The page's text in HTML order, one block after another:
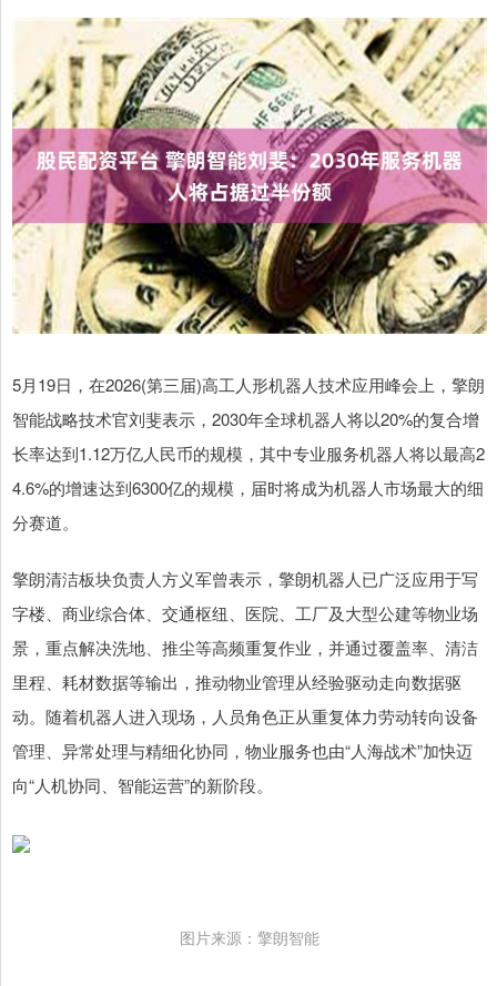
5月19日，在2026(第三届)高工人形机器人技术应用峰会上，擎朗
智能战略技术官刘斐表示，2030年全球机器人将以20%的复合增
长率达到1.12万亿人民币的规模，其中专业服务机器人将以最高2
4.6%的增速达到6300亿的规模，届时将成为机器人市场最大的细
分赛道。
擎朗清洁板块负责人方义军曾表示，擎朗机器人已广泛应用于写
字楼、商业综合体、交通枢纽、医院、工厂及大型公建等物业场
景，重点解决洗地、推尘等高频重复作业，并通过覆盖率、清洁
里程、耗材数据等输出，推动物业管理从经验驱动走向数据驱
动。随着机器人进入现场，人员角色正从重复体力劳动转向设备
管理、异常处理与精细化协同，物业服务也由“人海战术”加快迈
向“人机协同、智能运营”的新阶段。
图片来源：擎朗智能